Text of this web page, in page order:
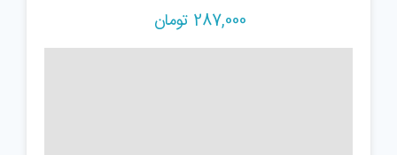
287,000 تومان